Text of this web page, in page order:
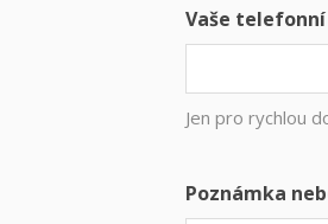
Vaše
Jen pro rychlou
Poznámka